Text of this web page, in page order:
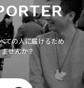
ての人に届けるため
せんか？